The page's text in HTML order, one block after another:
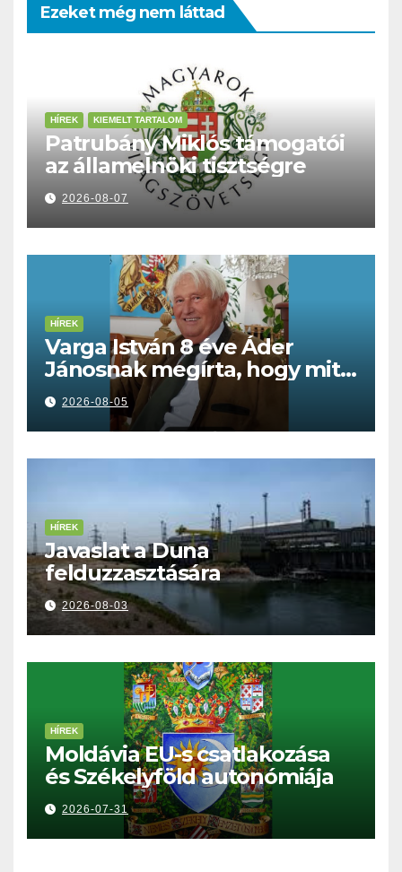
Ezeket még nem láttad
HÍREK KIEMELT TARTALOM
Patrubány Miklós támogatói
az államelnöki tisztségre
2026-08-07
HÍREK
Varga István 8 éve Áder
Jánosnak megírta, hogy mit
kell tennünk a Dunával
2026-08-05
HÍREK
Javaslat a Duna
felduzzasztására
2026-08-03
HÍREK
Moldávia EU-s csatlakozása
és Székelyföld autonómiája
2026-07-31